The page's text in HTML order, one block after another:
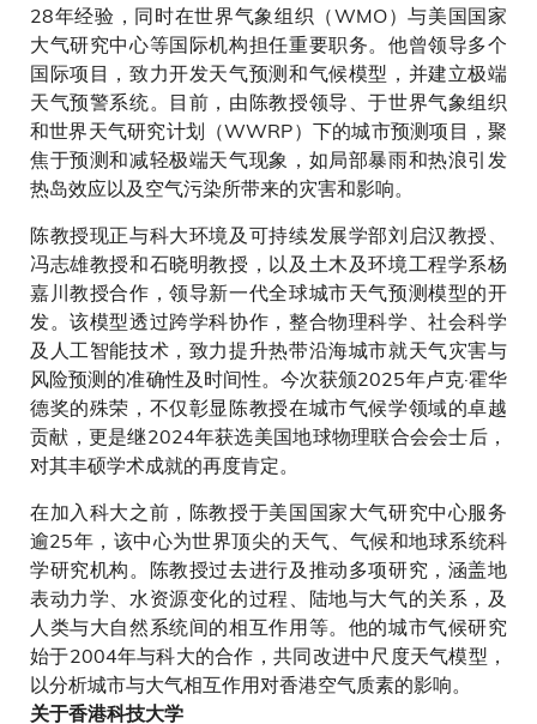
28年经验，同时在世界气象组织（WMO）与美国国家
大气研究中心等国际机构担任重要职务。他曾领导多个
国际项目，致力开发天气预测和气候模型，并建立极端
天气预警系统。目前，由陈教授领导、于世界气象组织
和世界天气研究计划（WWRP）下的城市预测项目，聚
焦于预测和减轻极端天气现象，如局部暴雨和热浪引发
热岛效应以及空气污染所带来的灾害和影响。
陈教授现正与科大环境及可持续发展学部刘启汉教授、
冯志雄教授和石晓明教授，以及土木及环境工程学系杨
嘉川教授合作，领导新一代全球城市天气预测模型的开
发。该模型透过跨学科协作，整合物理科学、社会科学
及人工智能技术，致力提升热带沿海城市就天气灾害与
风险预测的准确性及时间性。今次获颁2025年卢克·霍华
德奖的殊荣，不仅彰显陈教授在城市气候学领域的卓越
贡献，更是继2024年获选美国地球物理联合会会士后，
对其丰硕学术成就的再度肯定。
在加入科大之前，陈教授于美国国家大气研究中心服务
逾25年，该中心为世界顶尖的天气、气候和地球系统科
学研究机构。陈教授过去进行及推动多项研究，涵盖地
表动力学、水资源变化的过程、陆地与大气的关系，及
人类与大自然系统间的相互作用等。他的城市气候研究
始于2004年与科大的合作，共同改进中尺度天气模型，
以分析城市与大气相互作用对香港空气质素的影响。
关于香港科技大学